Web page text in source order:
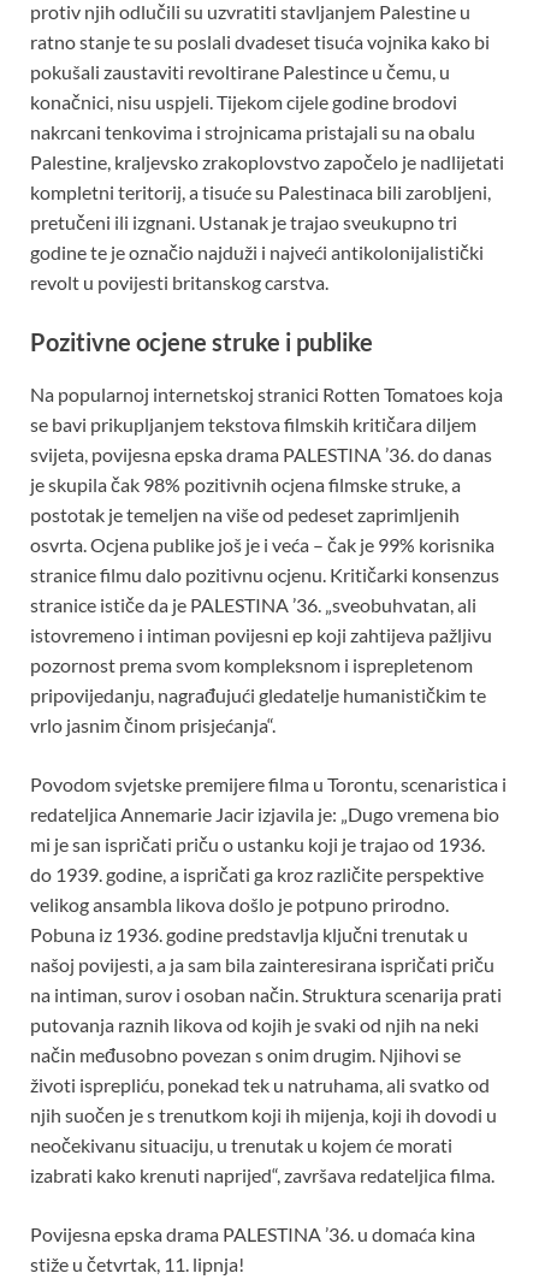
protiv njih odlučili su uzvratiti stavljanjem Palestine u
ratno stanje te su poslali dvadeset tisuća vojnika kako bi
pokušali zaustaviti revoltirane Palestince u čemu, u
konačnici, nisu uspjeli. Tijekom cijele godine brodovi
nakrcani tenkovima i strojnicama pristajali su na obalu
Palestine, kraljevsko zrakoplovstvo započelo je nadlijetati
kompletni teritorij, a tisuće su Palestinaca bili zarobljeni,
pretučeni ili izgnani. Ustanak je trajao sveukupno tri
godine te je označio najduži i najveći antikolonijalistički
revolt u povijesti britanskog carstva.
Pozitivne ocjene struke i publike
Na popularnoj internetskoj stranici Rotten Tomatoes koja
se bavi prikupljanjem tekstova filmskih kritičara diljem
svijeta, povijesna epska drama PALESTINA ’36. do danas
je skupila čak 98% pozitivnih ocjena filmske struke, a
postotak je temeljen na više od pedeset zaprimljenih
osvrta. Ocjena publike još je i veća – čak je 99% korisnika
stranice filmu dalo pozitivnu ocjenu. Kritičarki konsenzus
stranice ističe da je PALESTINA ’36. „sveobuhvatan, ali
istovremeno i intiman povijesni ep koji zahtijeva pažljivu
pozornost prema svom kompleksnom i isprepletenom
pripovijedanju, nagrađujući gledatelje humanističkim te
vrlo jasnim činom prisjećanja“.
Povodom svjetske premijere filma u Torontu, scenaristica i
redateljica Annemarie Jacir izjavila je: „Dugo vremena bio
mi je san ispričati priču o ustanku koji je trajao od 1936.
do 1939. godine, a ispričati ga kroz različite perspektive
velikog ansambla likova došlo je potpuno prirodno.
Pobuna iz 1936. godine predstavlja ključni trenutak u
našoj povijesti, a ja sam bila zainteresirana ispričati priču
na intiman, surov i osoban način. Struktura scenarija prati
putovanja raznih likova od kojih je svaki od njih na neki
način međusobno povezan s onim drugim. Njihovi se
životi isprepliću, ponekad tek u natruhama, ali svatko od
njih suočen je s trenutkom koji ih mijenja, koji ih dovodi u
neočekivanu situaciju, u trenutak u kojem će morati
izabrati kako krenuti naprijed“, završava redateljica filma.
Povijesna epska drama PALESTINA ’36. u domaća kina
stiže u četvrtak, 11. lipnja!